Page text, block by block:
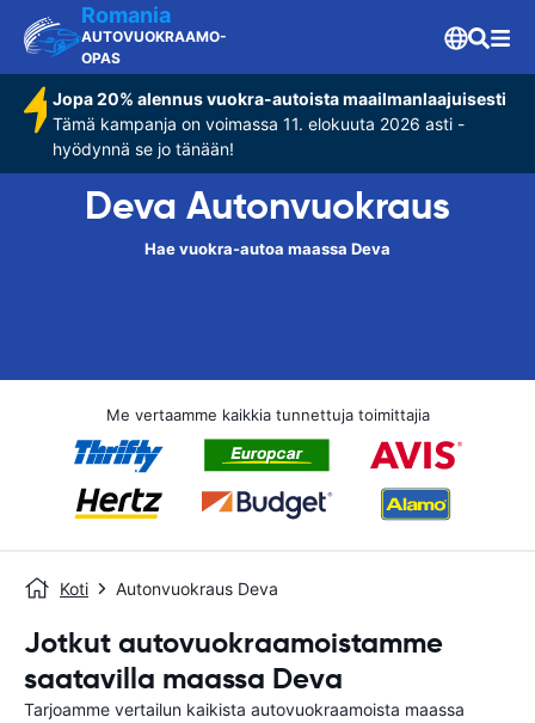
Romania
AUTOVUOKRAAMO-
OPAS
Jopa 20% alennus vuokra-autoista maailmanlaajuisesti
Tämä kampanja on voimassa 11. elokuuta 2026 asti -
hyödynnä se jo tänään!
Deva Autonvuokraus
Hae vuokra-autoa maassa Deva
Me vertaamme kaikkia tunnettuja toimittajia
Koti Autonvuokraus Deva
Jotkut autovuokraamoistamme
saatavilla maassa Deva
Tarjoamme vertailun kaikista autovuokraamoista maassa